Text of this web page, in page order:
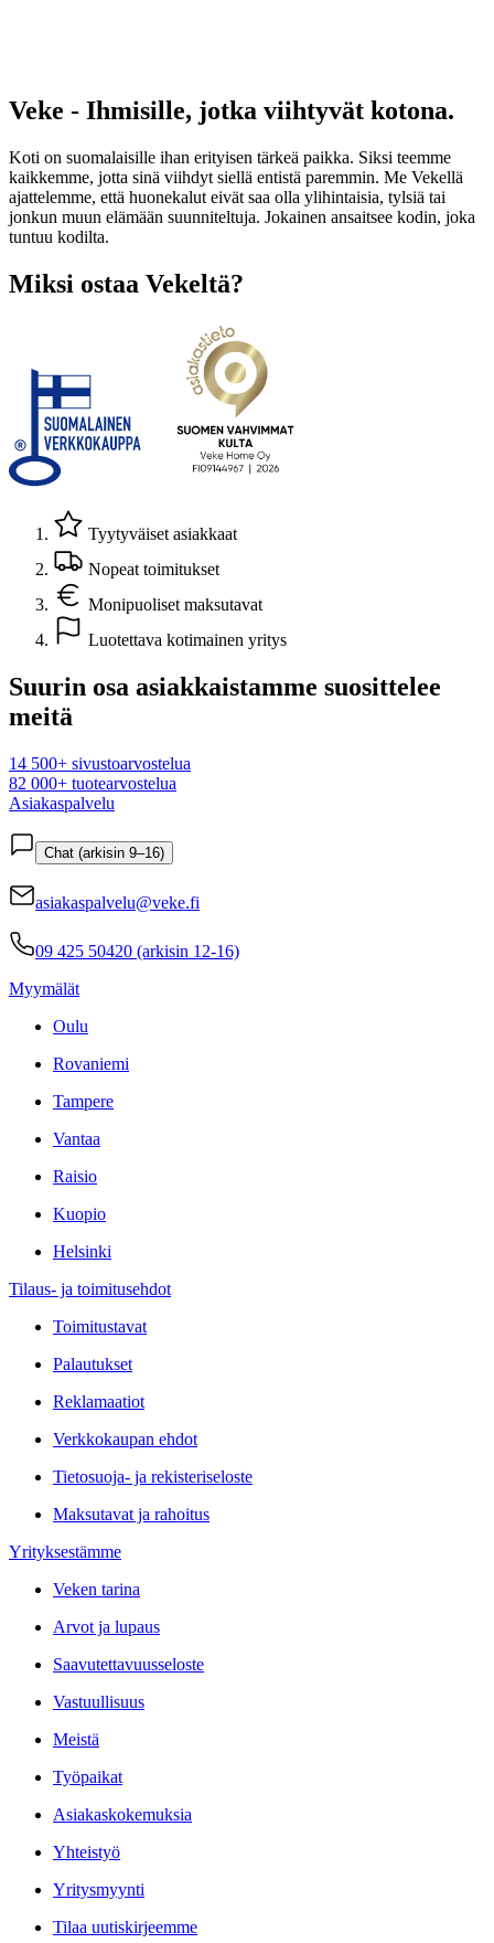
Veke - Ihmisille, jotka viihtyvät kotona.
Koti on suomalaisille ihan erityisen tärkeä paikka. Siksi teemme
kaikkemme, jotta sinä viihdyt siellä entistä paremmin. Me Vekellä
ajattelemme, että huonekalut eivät saa olla ylihintaisia, tylsiä tai
jonkun muun elämään suunniteltuja. Jokainen ansaitsee kodin, joka
tuntuu kodilta.
Miksi ostaa Vekeltä?
Tyytyväiset asiakkaat
Nopeat toimitukset
Monipuoliset maksutavat
Luotettava kotimainen yritys
Suurin osa asiakkaistamme suosittelee
meitä
14 500+ sivustoarvostelua
82 000+ tuotearvostelua
Asiakaspalvelu
Chat (arkisin 9–16)
asiakaspalvelu@veke.fi
09 425 50420 (arkisin 12-16)
Myymälät
Oulu
Rovaniemi
Tampere
Vantaa
Raisio
Kuopio
Helsinki
Tilaus- ja toimitusehdot
Toimitustavat
Palautukset
Reklamaatiot
Verkkokaupan ehdot
Tietosuoja- ja rekisteriseloste
Maksutavat ja rahoitus
Yrityksestämme
Veken tarina
Arvot ja lupaus
Saavutettavuusseloste
Vastuullisuus
Meistä
Työpaikat
Asiakaskokemuksia
Yhteistyö
Yritysmyynti
Tilaa uutiskirjeemme